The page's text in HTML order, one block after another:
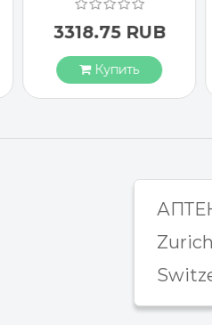
3318.75 RUB
Купить
Zurich